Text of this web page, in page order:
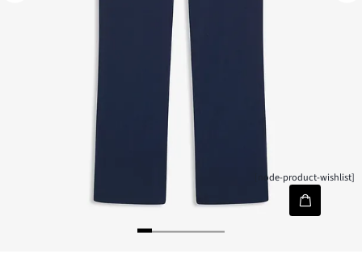
[node-product-wishlist]